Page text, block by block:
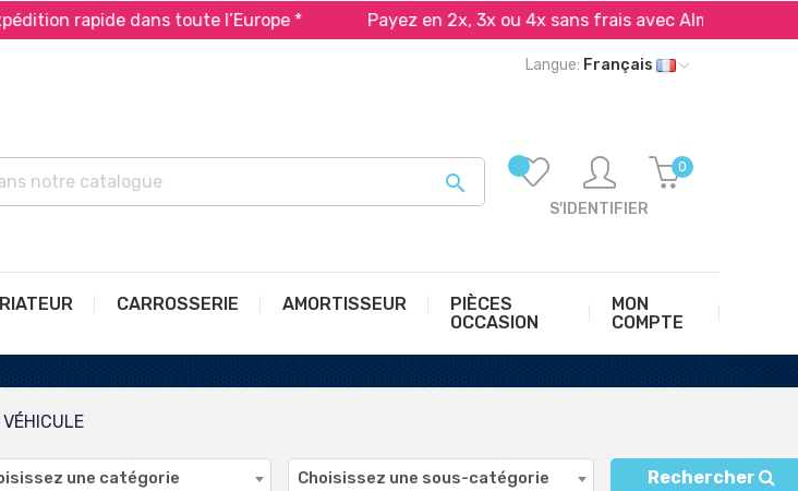
rapide dans toute l’Europe * Payez en 2x, 3x ou 4x sans frais avec Alma et PayPal*
Langue: Français

S'IDENTIFIER
0
CARROSSERIE AMORTISSEUR
PIÈCES
OCCASION
MON
COMPTE
une catégorie Choisissez une sous-catégorie Rechercher